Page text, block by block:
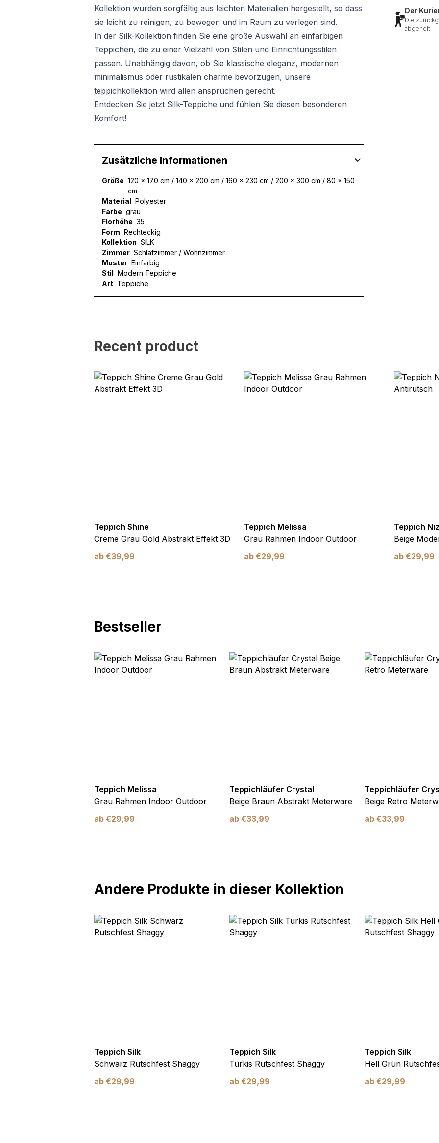
Kollektion wurden sorgfältig aus leichten Materialien hergestellt, so dass
sie leicht zu reinigen, zu bewegen und im Raum zu verlegen sind.
In der Silk-Kollektion finden Sie eine große Auswahl an einfarbigen
Teppichen, die zu einer Vielzahl von Stilen und Einrichtungsstilen
passen. Unabhängig davon, ob Sie klassische eleganz, modernen
minimalismus oder rustikalen charme bevorzugen, unsere
teppichkollektion wird allen ansprüchen gerecht.
Entdecken Sie jetzt Silk-Teppiche und fühlen Sie diesen besonderen
Komfort!
Der
Die
abgeholt
Zusätzliche Informationen
Größe 120 x 170 cm / 140 x 200 cm / 160 x 230 cm / 200 x 300 cm / 80 x 150
cm
Material Polyester
Farbe grau
Florhöhe 35
Form Rechteckig
Kollektion SILK
Zimmer Schlafzimmer / Wohnzimmer
Muster Einfarbig
Stil Modern Teppiche
Art Teppiche
Recent product
Teppich Shine
Creme Grau Gold Abstrakt Effekt 3D
ab €39,99
Teppich Melissa
Grau Rahmen Indoor Outdoor
ab €29,99
Teppich
Beige
ab €29,99
Bestseller
Teppich Melissa
Grau Rahmen Indoor Outdoor
ab €29,99
Teppichläufer Crystal
Beige Braun Abstrakt Meterware
ab €33,99
Teppichläufer
Beige Retro
ab €33,99
Andere Produkte in dieser Kollektion
Teppich Silk
Schwarz Rutschfest Shaggy
ab €29,99
Teppich Silk
Türkis Rutschfest Shaggy
ab €29,99
Teppich Silk
Hell Grün
ab €29,99
Wir verwenden Cookies, um Inhalte und Anzeigen zu personalisieren, um Funktionen für
können und um unseren Traffic zu analysieren. Außerdem geben wir Informationen über Ihre
Website an unsere Partner für soziale Medien, Werbung und Analysen weiter. Diese Partner
mit weiteren Daten zusammenführen, die Sie ihnen bereitgestellt haben oder die sie im
Dienste gesammelt haben.
Notwendig
Präferenz-Cookies ermöglichen es einer Website, Informationen zu speichern, die die Art und
Website aussieht oder funktioniert, wie zum Beispiel Ihre bevorzugte Sprache oder die
Nicht kategorisiert.
Andere nicht kategorisierte Cookies sind solche, die analysiert werden und noch keiner